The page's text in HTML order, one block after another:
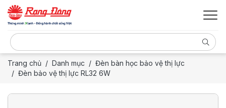
Trang chủ Danh mục
Đèn bàn học bảo vệ thị lực
Đèn bảo vệ thị lực RL32 6W